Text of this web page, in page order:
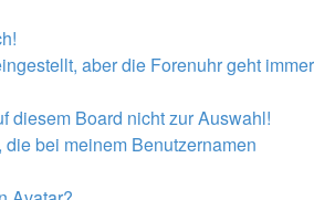
aber die Forenuhr geht immer
diesem Board nicht zur Auswahl!
bei meinem Benutzernamen